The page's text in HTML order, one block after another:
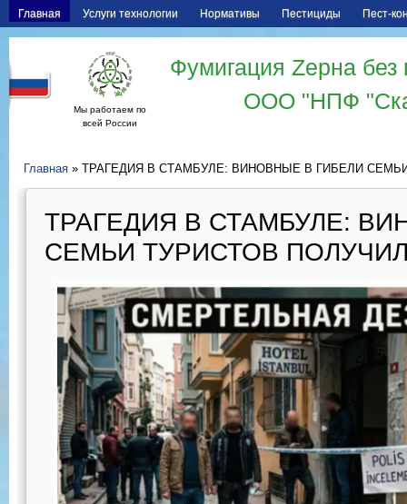
Главная Услуги технологии Нормативы Пестициды Пест-
Мы работаем по
всей России
Фумигация Zерна
ООО "НПФ
Главная » ТРАГЕДИЯ В СТАМБУЛЕ: ВИНОВНЫЕ В ГИБЕЛИ
ТРАГЕДИЯ В СТАМБУЛЕ:
СЕМЬИ ТУРИСТОВ